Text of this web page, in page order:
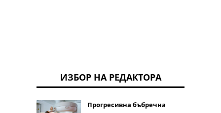
ИЗБОР НА РЕДАКТОРА
Прогресивна бъбречна